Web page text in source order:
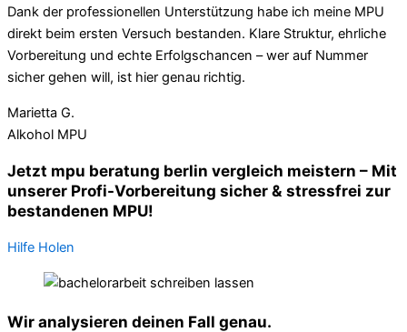
Dank der professionellen Unterstützung habe ich meine MPU
direkt beim ersten Versuch bestanden. Klare Struktur, ehrliche
Vorbereitung und echte Erfolgschancen – wer auf Nummer
sicher gehen will, ist hier genau richtig.
Marietta G.
Alkohol MPU
Jetzt mpu beratung berlin vergleich meistern – Mit
unserer Profi-Vorbereitung sicher & stressfrei zur
bestandenen MPU!
Hilfe Holen
Wir analysieren deinen Fall genau.